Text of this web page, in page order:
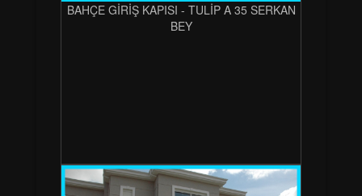
BAHÇE GİRİŞ KAPISI - TULİP A 35 SERKAN
BEY